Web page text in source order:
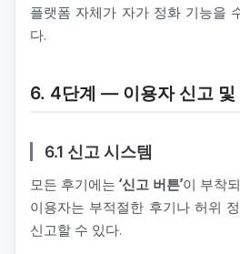
플랫폼 자체가 자가 정화 기능을
다.
6. 4단계 ― 이용자 신고 및
6.1 신고 시스템
모든 후기에는 ‘신고 버튼’이 부착
이용자는 부적절한 후기나 허위
신고할 수 있다.